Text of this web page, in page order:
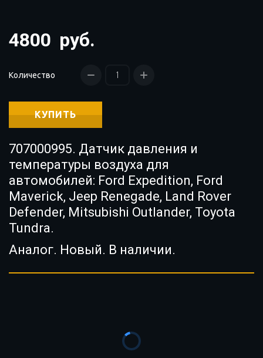
4800 руб.
Количество
КУПИТЬ
707000995. Датчик давления и
температуры воздуха для
автомобилей: Ford Expedition, Ford
Maverick, Jeep Renegade, Land Rover
Defender, Mitsubishi Outlander, Toyota
Tundra.
Аналог. Новый. В наличии.